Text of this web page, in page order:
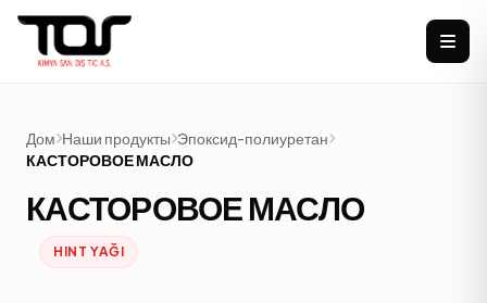
Дом Наши продукты Эпоксид-полиуретан
КАСТОРОВОЕ МАСЛО
КАСТОРОВОЕ МАСЛО
HINT YAĞI